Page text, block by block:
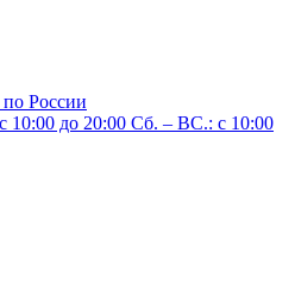
России
10:00 до 20:00 Сб. – ВС.: c 10:00